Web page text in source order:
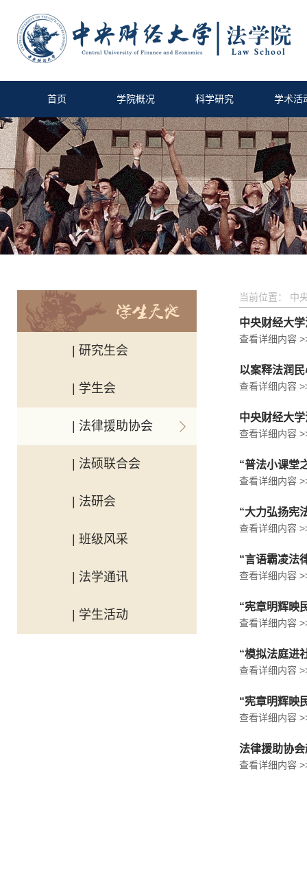
首页 学院概况 科学研究 学术活
| 研究生会
| 学生会
| 法律援助协会
| 法硕联合会
| 法研会
| 班级风采
| 法学通讯
| 学生活动
当前位置： 中
中央财经大
查看详细内容
以案释法润
查看详细内容
中央财经大
查看详细内容
“普法小课堂
查看详细内容
“大力弘扬宪
查看详细内容
“言语霸凌法
查看详细内容
“宪章明辉映
查看详细内容
“模拟法庭进
查看详细内容
“宪章明辉映
查看详细内容
法律援助协
查看详细内容